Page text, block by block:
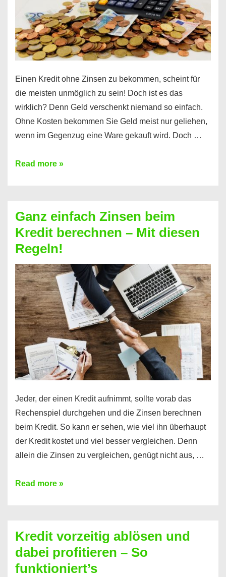
erfahren
Sie
es
Einen Kredit ohne Zinsen zu bekommen, scheint für
die meisten unmöglich zu sein! Doch ist es das
wirklich? Denn Geld verschenkt niemand so einfach.
Ohne Kosten bekommen Sie Geld meist nur geliehen,
wenn im Gegenzug eine Ware gekauft wird. Doch …
Einen
bekommen?
So
ist
es
möglich!
Read more »
Ganz einfach Zinsen beim
Kredit berechnen – Mit diesen
Regeln!
Jeder, der einen Kredit aufnimmt, sollte vorab das
Rechenspiel durchgehen und die Zinsen berechnen
beim Kredit. So kann er sehen, wie viel ihn überhaupt
der Kredit kostet und viel besser vergleichen. Denn
allein die Zinsen zu vergleichen, genügt nicht aus, …
Ganz
Kredit
berechnen
–
Read more »
Kredit vorzeitig ablösen und
dabei profitieren – So
funktioniert’s